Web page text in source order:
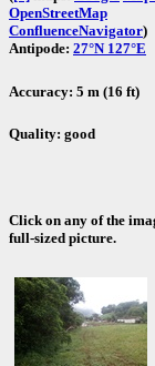
OpenStreetMap
ConfluenceNavigator)
Antipode: 27°N 127°E
Accuracy: 5 m (16 ft)
Quality: good
Click on any of the
full-sized picture.